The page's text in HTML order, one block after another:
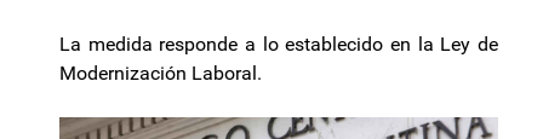
La medida responde a lo establecido en la Ley de
Modernización Laboral.